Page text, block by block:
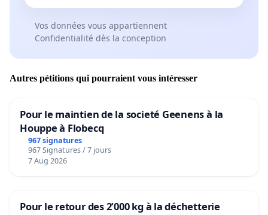
Vos données vous appartiennent
Confidentialité dès la conception
Autres pétitions qui pourraient vous intéresser
Pour le maintien de la societé Geenens à la
Houppe à Flobecq
967 signatures
967 Signatures / 7 jours
7 Aug 2026
Pour le retour des 2’000 kg à la déchetterie